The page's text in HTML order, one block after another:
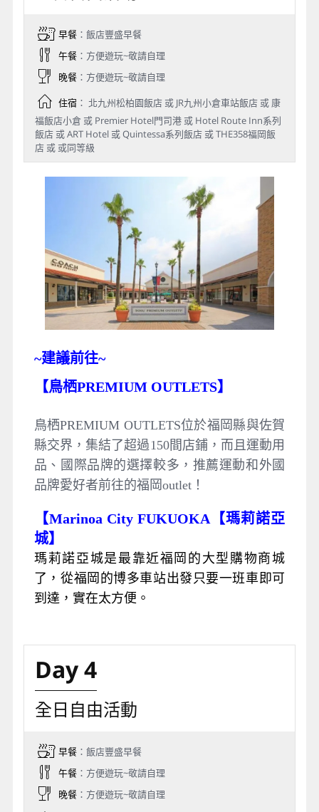
早餐：飯店豐盛早餐
午餐：方便遊玩~敬請自理
晚餐：方便遊玩~敬請自理
住宿： 北九州松柏園飯店 或 JR九州小倉車站飯店 或 康
福飯店小倉 或 Premier Hotel門司港 或 Hotel Route Inn系列
飯店 或 ART Hotel 或 Quintessa系列飯店 或 THE358福岡飯
店 或 或同等級
~建議前往~
【鳥栖PREMIUM OUTLETS】
鳥栖PREMIUM OUTLETS位於福岡縣與佐賀
縣交界，集結了超過150間店鋪，而且運動用
品、國際品牌的選擇較多，推薦運動和外國
品牌愛好者前往的福岡outlet！
【Marinoa City FUKUOKA【瑪莉諾亞
城】
瑪莉諾亞城是最靠近福岡的大型購物商城
了，從福岡的博多車站出發只要一班車即可
到達，實在太方便。
Day 4
全日自由活動
早餐：飯店豐盛早餐
午餐：方便遊玩~敬請自理
晚餐：方便遊玩~敬請自理